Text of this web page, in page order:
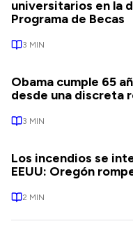
universitarios en la
Programa de Becas
3 MIN
Obama cumple 65
desde una discreta
3 MIN
Los incendios se
EEUU: Oregón
2 MIN